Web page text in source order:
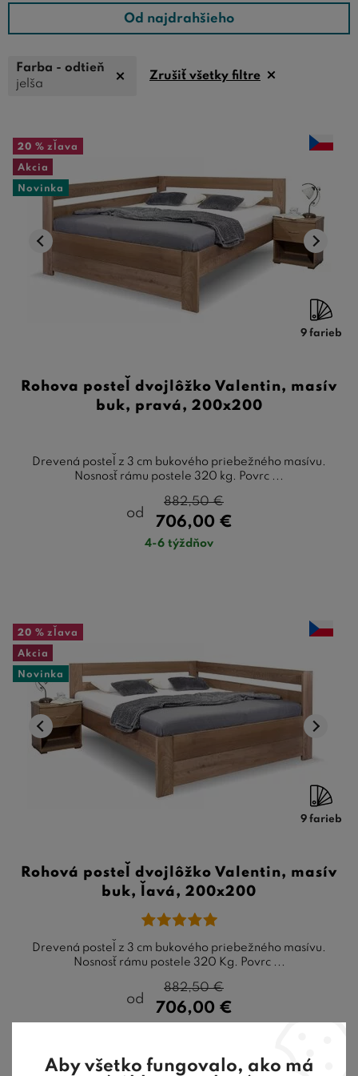
Od najdrahšieho
Farba - odtieň
jelša
Zrušiť všetky filtre
20 % zľava
Akcia
Novinka
9 farieb
Rohova posteľ dvojlôžko Valentin, masív
buk, pravá, 200x200
Drevená posteľ z 3 cm bukového priebežného masívu.
Nosnosť rámu postele 320 kg. Povrc ...
od
706,00 €
882,50€
4-6 týždňov
20 % zľava
Akcia
Novinka
9 farieb
Rohová posteľ dvojlôžko Valentin, masív
buk, ľavá, 200x200
Drevená posteľ z 3 cm bukového priebežného masívu.
Nosnosť rámu postele 320 Kg. Povrc ...
od
706,00 €
882,50€
Aby všetko fungovalo, ako má